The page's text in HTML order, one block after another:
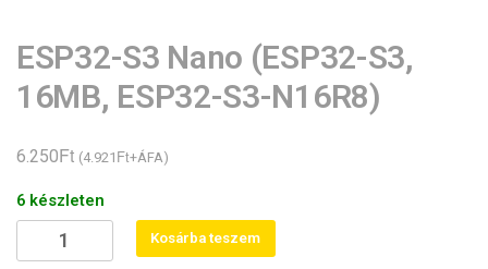
ESP32-S3 Nano (ESP32-S3,
16MB, ESP32-S3-N16R8)
6.250Ft (4.921 Ft+ÁFA)
6 készleten
ESP32-
S3
Kosárba teszem